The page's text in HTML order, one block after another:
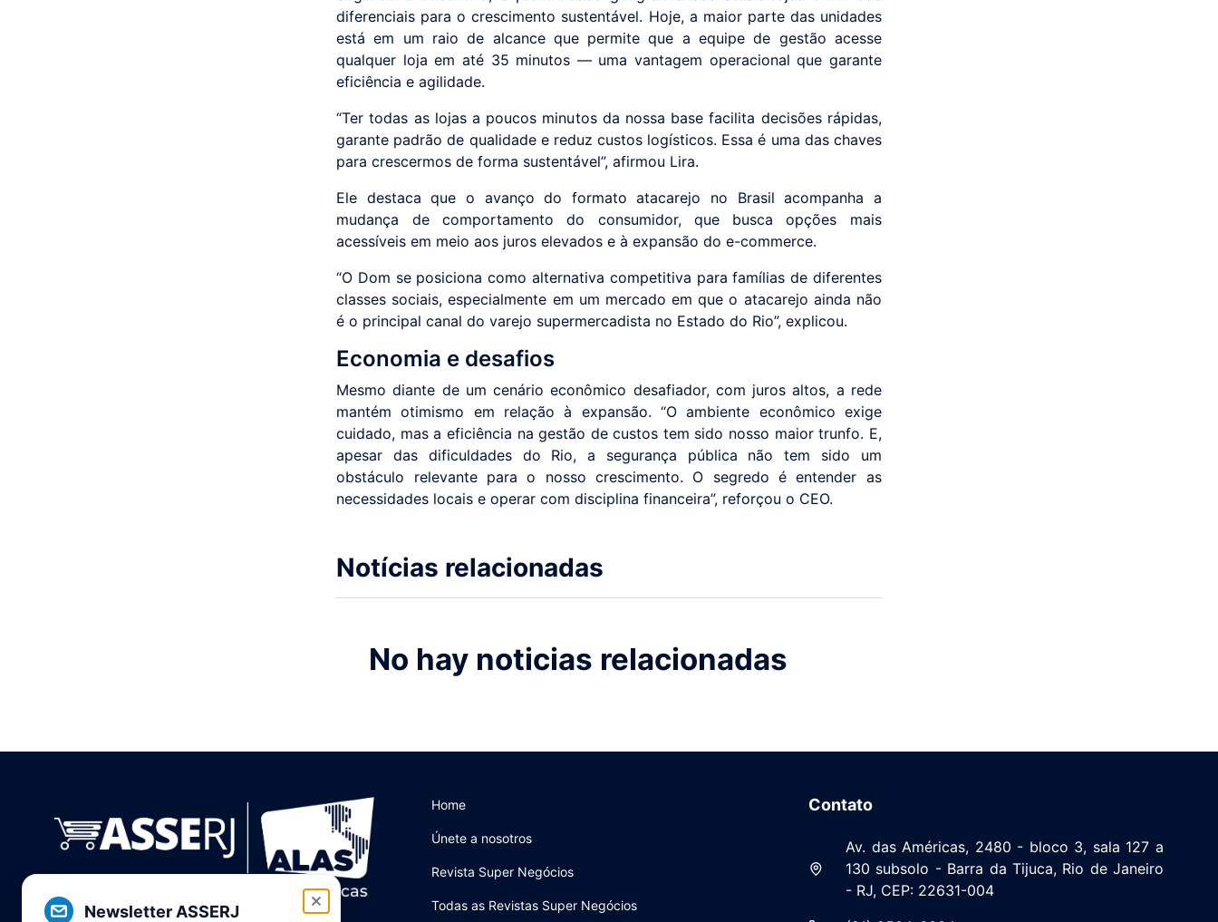
diferenciais para o crescimento sustentável. Hoje, a maior parte das unidades
está em um raio de alcance que permite que a equipe de gestão acesse
qualquer loja em até 35 minutos — uma vantagem operacional que garante
eficiência e agilidade.
“Ter todas as lojas a poucos minutos da nossa base facilita decisões rápidas,
garante padrão de qualidade e reduz custos logísticos. Essa é uma das chaves
para crescermos de forma sustentável”, afirmou Lira.
Ele destaca que o avanço do formato atacarejo no Brasil acompanha a
mudança de comportamento do consumidor, que busca opções mais
acessíveis em meio aos juros elevados e à expansão do e-commerce.
“O Dom se posiciona como alternativa competitiva para famílias de diferentes
classes sociais, especialmente em um mercado em que o atacarejo ainda não
é o principal canal do varejo supermercadista no Estado do Rio”, explicou.
Economia e desafios
Mesmo diante de um cenário econômico desafiador, com juros altos, a rede
mantém otimismo em relação à expansão. “O ambiente econômico exige
cuidado, mas a eficiência na gestão de custos tem sido nosso maior trunfo. E,
apesar das dificuldades do Rio, a segurança pública não tem sido um
obstáculo relevante para o nosso crescimento. O segredo é entender as
necessidades locais e operar com disciplina financeira”, reforçou o CEO.
Notícias relacionadas
No hay noticias relacionadas
Newsletter ASSERJ
Home
Únete a nosotros
Revista Super Negócios
Todas as Revistas Super Negócios
Contato
Av. das Américas, 2480 - bloco 3, sala 127 a
130 subsolo - Barra da Tijuca, Rio de Janeiro
- RJ, CEP: 22631-004